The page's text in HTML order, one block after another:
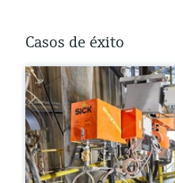
Casos de éxito